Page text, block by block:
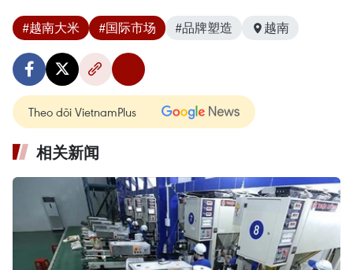
#越南大米 #国际市场 #品牌塑造 越南
Theo dõi VietnamPlus
相关新闻